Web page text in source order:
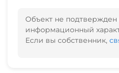
Объект не подтвержден
информационный
Если вы собственник,